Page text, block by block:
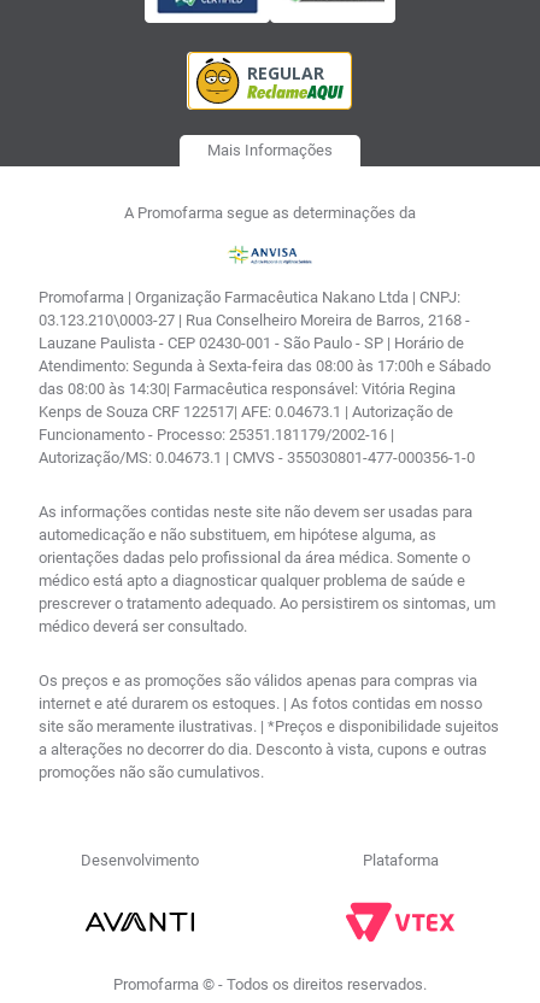
Mais Informações
A Promofarma segue as determinações da
Promofarma | Organização Farmacêutica Nakano Ltda | CNPJ:
03.123.210\0003-27 | Rua Conselheiro Moreira de Barros, 2168 -
Lauzane Paulista - CEP 02430-001 - São Paulo - SP | Horário de
Atendimento: Segunda à Sexta-feira das 08:00 às 17:00h e Sábado
das 08:00 às 14:30| Farmacêutica responsável: Vitória Regina
Kenps de Souza CRF 122517| AFE: 0.04673.1 | Autorização de
Funcionamento - Processo: 25351.181179/2002-16 |
Autorização/MS: 0.04673.1 | CMVS - 355030801-477-000356-1-0
As informações contidas neste site não devem ser usadas para
automedicação e não substituem, em hipótese alguma, as
orientações dadas pelo profissional da área médica. Somente o
médico está apto a diagnosticar qualquer problema de saúde e
prescrever o tratamento adequado. Ao persistirem os sintomas, um
médico deverá ser consultado.
Os preços e as promoções são válidos apenas para compras via
internet e até durarem os estoques. | As fotos contidas em nosso
site são meramente ilustrativas. | *Preços e disponibilidade sujeitos
a alterações no decorrer do dia. Desconto à vista, cupons e outras
promoções não são cumulativos.
Desenvolvimento Plataforma
Promofarma © - Todos os direitos reservados.